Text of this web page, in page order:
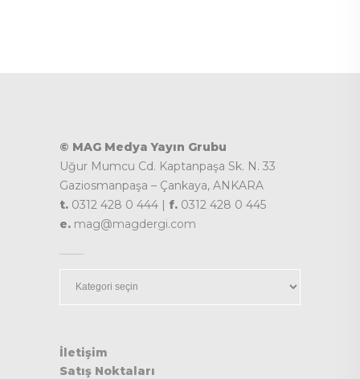
© MAG Medya Yayın Grubu
Uğur Mumcu Cd. Kaptanpaşa Sk. N. 33
Gaziosmanpaşa – Çankaya, ANKARA
t. 0312 428 0 444 | f. 0312 428 0 445
e. mag@magdergi.com
İletişim
Satış Noktaları